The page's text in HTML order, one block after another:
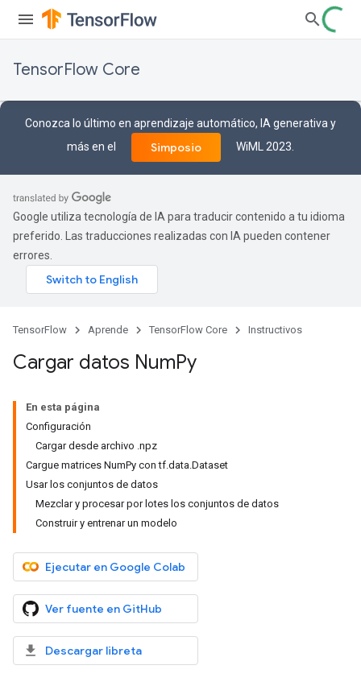
TensorFlow Core
Conozca lo último en aprendizaje automático, IA generativa y
más en el
Simposio WiML 2023.
Google utiliza tecnología de IA para traducir contenido a tu idioma
preferido. Las traducciones realizadas con IA pueden contener
errores.
TensorFlow Aprende TensorFlow Core Instructivos
Cargar datos NumPy
En esta página
Configuración
Cargar desde archivo .npz
Cargue matrices NumPy con tf.data.Dataset
Usar los conjuntos de datos
Mezclar y procesar por lotes los conjuntos de datos
Construir y entrenar un modelo
Ejecutar en Google Colab
Ver fuente en GitHub
Descargar libreta